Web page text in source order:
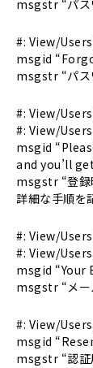
msgstr “パス
#: View/
msgid
msgstr “パス
#: View/
#: View/
msgid
and you’ll
msgstr “登録
詳細な手順を
#: View/
#: View/
msgid “Your
msgstr “メー
#: View/
msgid
msgstr “認証